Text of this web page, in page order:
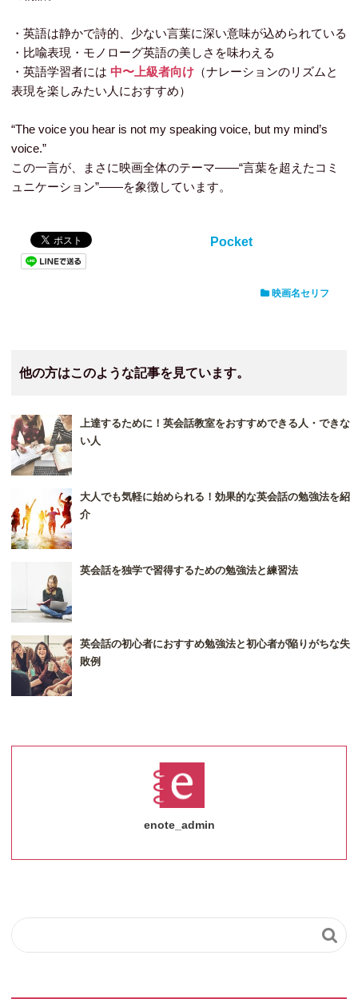
・英語は静かで詩的、少ない言葉に深い意味が込められている
・比喩表現・モノローグ英語の美しさを味わえる
・英語学習者には 中〜上級者向け （ナレーションのリズムと
表現を楽しみたい人におすすめ）
“The voice you hear is not my speaking voice, but my mind’s
voice.”
この一言が、まさに映画全体のテーマ――“言葉を超えたコミ
ュニケーション”――を象徴しています。
Pocket
映画名セリフ
他の方はこのような記事を見ています。
上達するために！英会話教室をおすすめできる人・できな
い人
大人でも気軽に始められる！効果的な英会話の勉強法を紹
介
英会話を独学で習得するための勉強法と練習法
英会話の初心者におすすめ勉強法と初心者が陥りがちな失
敗例
enote_admin
